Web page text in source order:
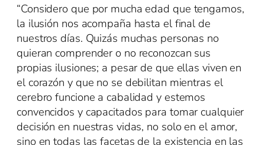
“Considero que por mucha edad que tengamos,
la ilusión nos acompaña hasta el final de
nuestros días. Quizás muchas personas no
quieran comprender o no reconozcan sus
propias ilusiones; a pesar de que ellas viven en
el corazón y que no se debilitan mientras el
cerebro funcione a cabalidad y estemos
convencidos y capacitados para tomar cualquier
decisión en nuestras vidas, no solo en el amor,
sino en todas las facetas de la existencia en las